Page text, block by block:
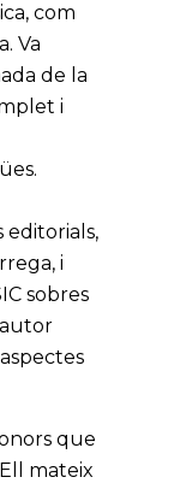
com
Va
de la
i
editorials,
i
sobres
autor
que
mateix